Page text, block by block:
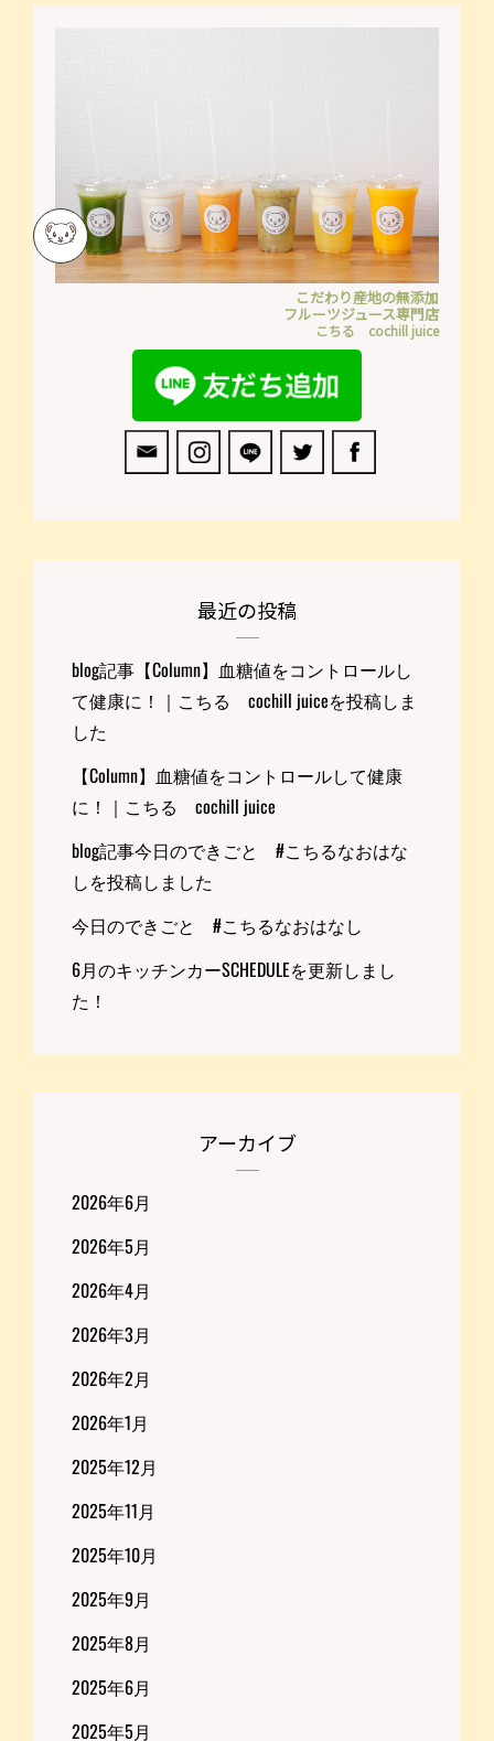
こだわり産地の無添加
フルーツジュース専門店
こちる cochill juice
最近の投稿
blog記事【Column】血糖値をコントロールし
て健康に！｜こちる cochill juiceを投稿しま
した
【Column】血糖値をコントロールして健康
に！｜こちる cochill juice
blog記事今日のできごと #こちるなおはな
しを投稿しました
今日のできごと #こちるなおはなし
6月のキッチンカーSCHEDULEを更新しまし
た！
アーカイブ
2026年6月
2026年5月
2026年4月
2026年3月
2026年2月
2026年1月
2025年12月
2025年11月
2025年10月
2025年9月
2025年8月
2025年6月
2025年5月